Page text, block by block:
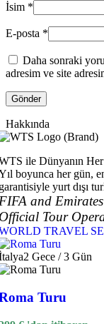
İsim *
E-posta *
Daha sonraki
adresim ve site
Hakkında
ile Dünyanın
boyunca her gün,
yurt dışı
and Emirates
Tour
TRAVEL
2 Gece / 3 Gün
Turu